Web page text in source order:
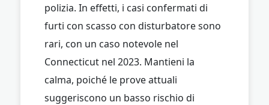
polizia. In effetti, i casi confermati di
furti con scasso con disturbatore sono
rari, con un caso notevole nel
Connecticut nel 2023. Mantieni la
calma, poiché le prove attuali
suggeriscono un basso rischio di